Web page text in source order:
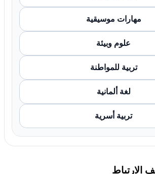
مهارات موسيقية
علوم وبيئة
تربية للمواطنة
لغة ألمانية
تربية أسرية
الارتباط